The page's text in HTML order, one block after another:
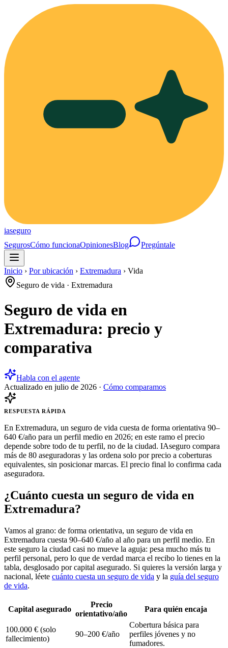
iaseguro
SegurosCómo funcionaOpinionesBlog Pregúntale
Inicio › Por ubicación › Extremadura › Vida
Seguro de vida · Extremadura
Seguro de vida en
Extremadura: precio y
comparativa
Habla con el agente
Actualizado en julio de 2026 · Cómo comparamos
RESPUESTA RÁPIDA
En Extremadura, un seguro de vida cuesta de forma orientativa 90–
640 €/año para un perfil medio en 2026; en este ramo el precio
depende sobre todo de tu perfil, no de la ciudad. IAseguro compara
más de 80 aseguradoras y las ordena solo por precio a coberturas
equivalentes, sin posicionar marcas. El precio final lo confirma cada
aseguradora.
¿Cuánto cuesta un seguro de vida en
Extremadura?
Vamos al grano: de forma orientativa, un seguro de vida en
Extremadura cuesta 90–640 €/año al año para un perfil medio. En
este seguro la ciudad casi no mueve la aguja: pesa mucho más tu
perfil personal, pero lo que de verdad marca el recibo lo tienes en la
tabla, desglosado por capital asegurado. Si quieres la versión larga y
nacional, léete cuánto cuesta un seguro de vida y la guía del seguro
de vida.
Capital asegurado
Precio
orientativo/año
Para quién encaja
100.000 € (solo
fallecimiento)
90–200 €/año
Cobertura básica para
perfiles jóvenes y no
fumadores.